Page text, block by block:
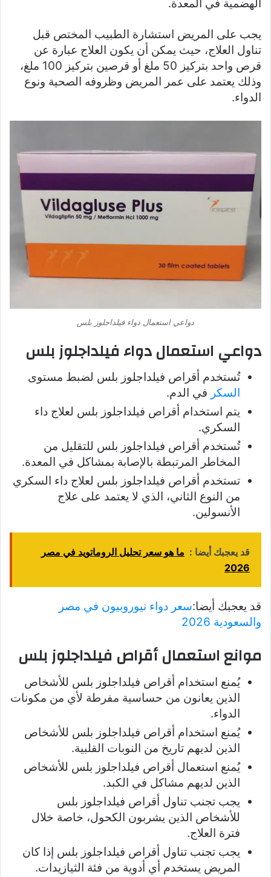
الهضمية في المعدة.
يجب على المريض استشارة الطبيب المختص قبل
تناول العلاج، حيث يمكن أن يكون العلاج عبارة عن
قرص واحد بتركيز 50 ملغ أو قرصين بتركيز 100 ملغ،
وذلك يعتمد على عمر المريض وظروفه الصحية ونوع
الدواء.
دواعي استعمال دواء فيلداجلوز بلس
دواعي استعمال دواء فيلداجلوز بلس
تُستخدم أقراص فيلداجلوز بلس لضبط مستوى
السكر في الدم.
يتم استخدام أقراص فيلداجلوز بلس لعلاج داء
السكري.
تُستخدم أقراص فيلداجلوز بلس للتقليل من
المخاطر المرتبطة بالإصابة بمشاكل في المعدة.
تستخدم أقراص فيلداجلوز بلس لعلاج داء السكري
من النوع الثاني، الذي لا يعتمد على علاج
الأنسولين.
قد يعجبك أيضا : ما هو سعر تحليل الروماتويد في مصر
2026
قد يعجبك أيضا:سعر دواء نيوروبيون في مصر
والسعودية 2026
موانع استعمال أقراص فيلداجلوز بلس
يُمنع استخدام أقراص فيلداجلوز بلس للأشخاص
الذين يعانون من حساسية مفرطة لأي من مكونات
الدواء.
يُمنع استخدام أقراص فيلداجلوز بلس للأشخاص
الذين لديهم تاريخ من النوبات القلبية.
يُمنع استعمال أقراص فيلداجلوز بلس للأشخاص
الذين لديهم مشاكل في الكبد.
يجب تجنب تناول أقراص فيلداجلوز بلس
للأشخاص الذين يشربون الكحول، خاصة خلال
فترة العلاج.
يجب تجنب تناول أقراص فيلداجلوز بلس إذا كان
المريض يستخدم أي أدوية من فئة الثيازيدات.